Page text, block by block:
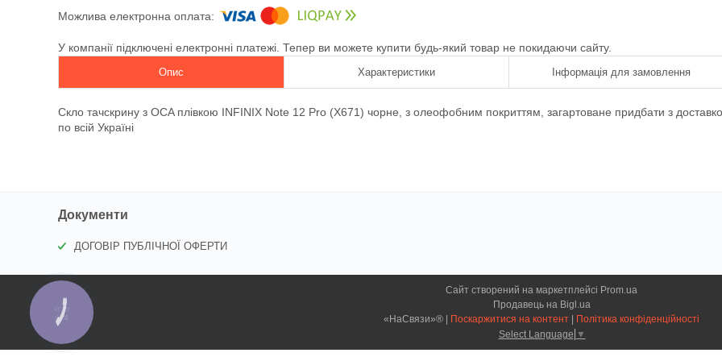
У компанії підключені електронні платежі. Тепер ви можете купити будь-який товар не покидаючи сайту.
Опис Характеристики Інформація для замовлення
Скло тачскрину з OCA плівкою INFINIX Note 12 Pro (X671) чорне, з олеофобним покриттям, загартоване придбати з
по всій Україні
Документи
ДОГОВІР ПУБЛІЧНОЇ ОФЕРТИ
Сайт створений на маркетплейсі Prom.ua
Продавець на Bigl.ua
Поскаржитися на контент
Політика конфіденційності
Select Language ▼
КНОПКА
ЗВ'ЯЗКУ